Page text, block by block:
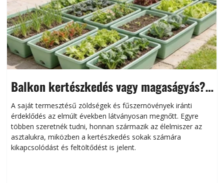
Balkon kertészkedés vagy magaságyás?
Helytakarékos kertészkedés
A saját termesztésű zöldségek és fűszernövények iránti
érdeklődés az elmúlt években látványosan megnőtt. Egyre
többen szeretnék tudni, honnan származik az élelmiszer az
asztalukra, miközben a kertészkedés sokak számára
kikapcsolódást és feltöltődést is jelent.